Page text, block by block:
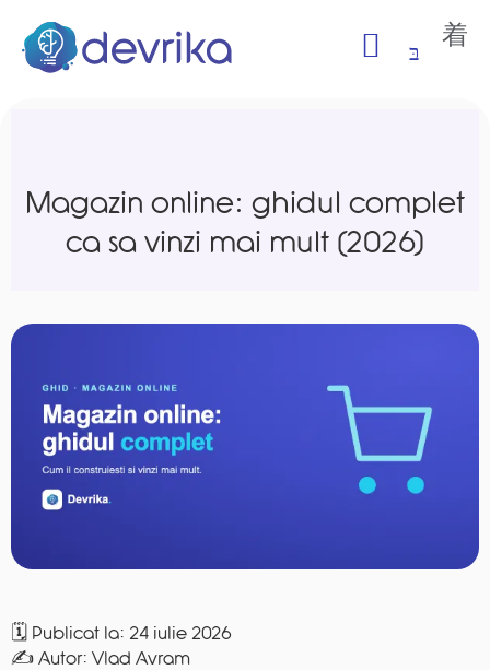
Magazin online: ghidul complet
ca sa vinzi mai mult (2026)
Publicat la: 24 iulie 2026
✍️ Autor: Vlad Avram